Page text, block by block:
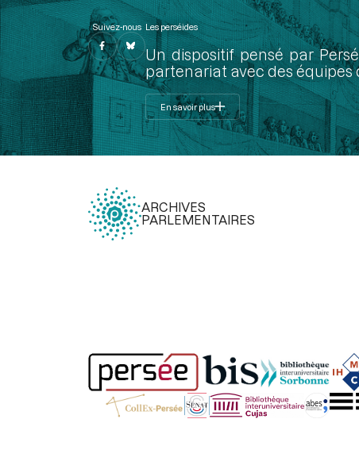
Suivez-nous Les perséides
Un dispositif pensé par
partenariat avec des équipes
En savoir plus
ARCHIVES
PARLEMENTAIRES